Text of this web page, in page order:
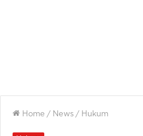
Home / News / Hukum